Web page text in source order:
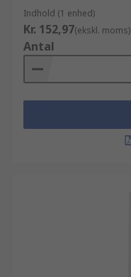
Indhold (1 enhed)
Kr. 152,97(ekskl. moms)
Antal